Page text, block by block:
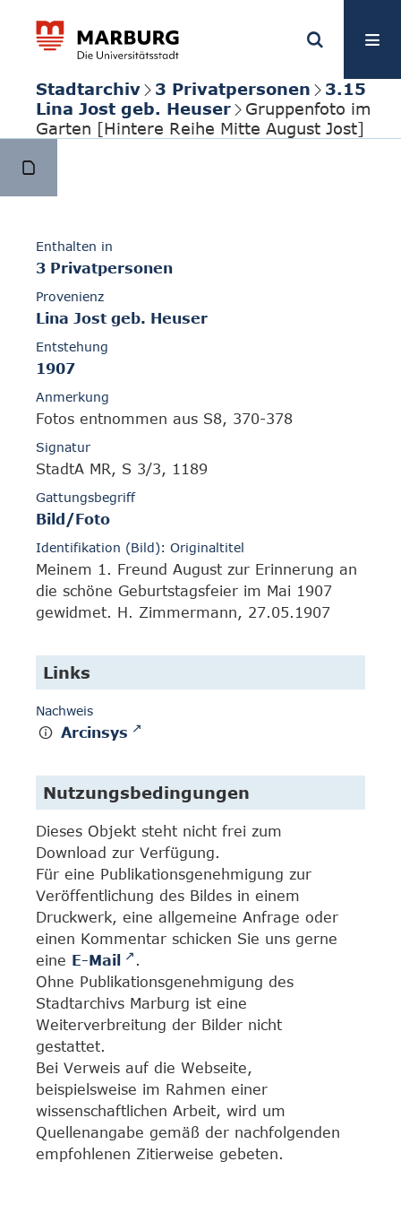
Stadtarchiv 3 Privatpersonen
3.15
Lina Jost geb. Heuser
Gruppenfoto im
Garten [Hintere Reihe Mitte August Jost]
Enthalten in
3 Privatpersonen
Provenienz
Lina Jost geb. Heuser
Entstehung
1907
Anmerkung
Fotos entnommen aus S8, 370-378
Signatur
StadtA MR, S 3/3, 1189
Gattungsbegriff
Bild/Foto
Identifikation (Bild): Originaltitel
Meinem 1. Freund August zur Erinnerung an
die schöne Geburtstagsfeier im Mai 1907
gewidmet. H. Zimmermann, 27.05.1907
Links
Nachweis
Arcinsys
Nutzungsbedingungen
Dieses Objekt steht nicht frei zum
Download zur Verfügung.
Für eine Publikationsgenehmigung zur
Veröffentlichung des Bildes in einem
Druckwerk, eine allgemeine Anfrage oder
einen Kommentar schicken Sie uns gerne
eine E-Mail
.
Ohne Publikationsgenehmigung des
Stadtarchivs Marburg ist eine
Weiterverbreitung der Bilder nicht
gestattet.
Bei Verweis auf die Webseite,
beispielsweise im Rahmen einer
wissenschaftlichen Arbeit, wird um
Quellenangabe gemäß der nachfolgenden
empfohlenen Zitierweise gebeten.